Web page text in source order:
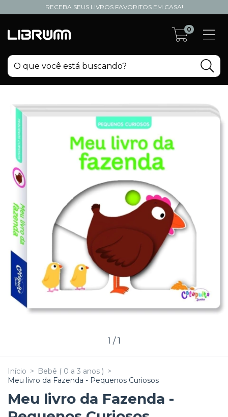
RECEBA SEUS LIVROS FAVORITOS EM CASA!
0
1 /1
Início > Bebê ( 0 a 3 anos ) >
Meu livro da Fazenda - Pequenos Curiosos
Meu livro da Fazenda -